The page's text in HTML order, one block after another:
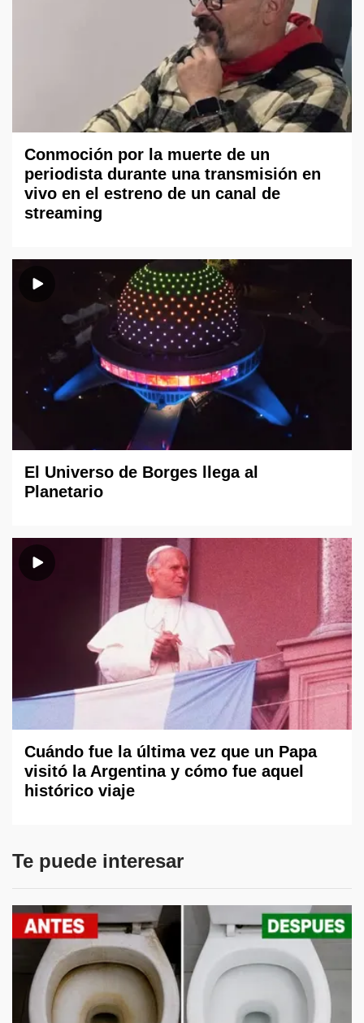
Conmoción por la muerte de un
periodista durante una transmisión en
vivo en el estreno de un canal de
streaming
El Universo de Borges llega al
Planetario
Cuándo fue la última vez que un Papa
visitó la Argentina y cómo fue aquel
histórico viaje
Te puede interesar